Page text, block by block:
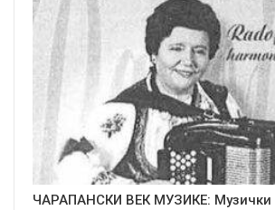
ЧАРАПАНСКИ ВЕК МУЗИКЕ: Музички